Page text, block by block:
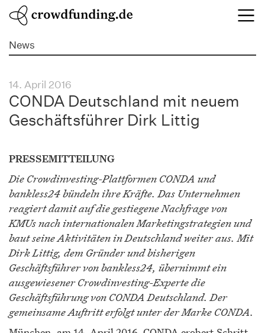
News
14. April 2016
CONDA Deutschland mit neuem
Geschäftsführer Dirk Littig
PRESSEMITTEILUNG
Die Crowdinvesting-Plattformen CONDA und
bankless24 bündeln ihre Kräfte. Das Unternehmen
reagiert damit auf die gestiegene Nachfrage von
KMUs nach internationalen Marketingstrategien und
baut seine Aktivitäten in Deutschland weiter aus. Mit
Dirk Littig, dem Gründer und bisherigen
Geschäftsführer von bankless24, übernimmt ein
ausgewiesener Crowdinvesting-Experte die
Geschäftsführung von CONDA Deutschland. Der
gemeinsame Auftritt erfolgt unter der Marke CONDA.